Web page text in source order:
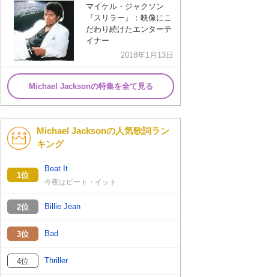
マイケル・ジャクソン
『スリラー』：映像にこ
だわり続けたエンターテ
イナー
2018年1月13日
Michael Jacksonの特集を全て見る
Michael Jacksonの人気歌詞ラン
キング
1位
Beat It
今夜はビート・イット
2位 Billie Jean
3位 Bad
4位 Thriller